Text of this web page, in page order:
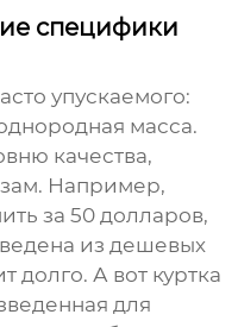
специфики
упускаемого:
масса.
качества,
Например,
за 50 долларов,
из дешевых
долго. А вот куртка
для